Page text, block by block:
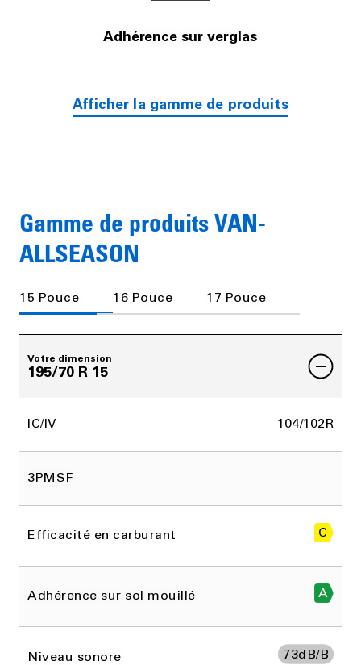
Adhérence sur verglas
Afficher la gamme de produits
Gamme de produits VAN-
ALLSEASON
15 Pouce 16 Pouce 17 Pouce
Votre dimension
195/70 R 15
IC/IV 104/102R
3PMSF
Efficacité en carburant C
Adhérence sur sol mouillé A
Niveau sonore 73dB/B